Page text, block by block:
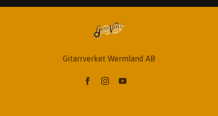
Gitarrverket Wermland AB